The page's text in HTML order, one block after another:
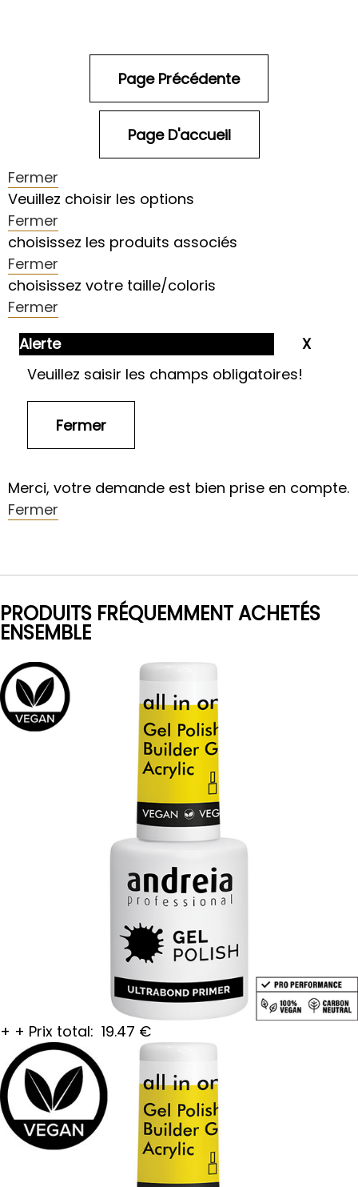
Fermer
Veuillez choisir les options
Fermer
choisissez les produits associés
Fermer
choisissez votre taille/coloris
Fermer
Alerte
Veuillez saisir les champs obligatoires!
Merci, votre demande est bien prise en compte.
Fermer
PRODUITS FRÉQUEMMENT ACHETÉS
ENSEMBLE
+ + Prix total: 19.47 €